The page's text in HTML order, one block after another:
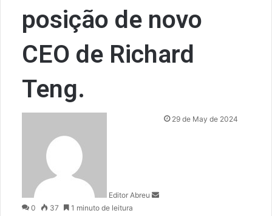
posição de novo
CEO de Richard
Teng.
Editor Abreu
29 de May de 2024
0 37 1 minuto de leitura